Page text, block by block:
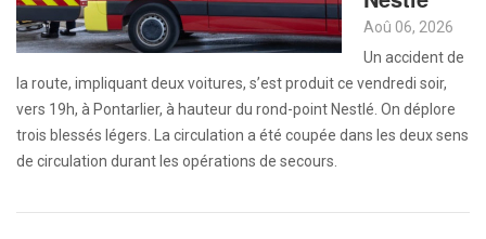
Aoû 06, 2026
Un accident de
la route, impliquant deux voitures, s’est produit ce vendredi soir,
vers 19h, à Pontarlier, à hauteur du rond-point Nestlé. On déplore
trois blessés légers. La circulation a été coupée dans les deux sens
de circulation durant les opérations de secours.